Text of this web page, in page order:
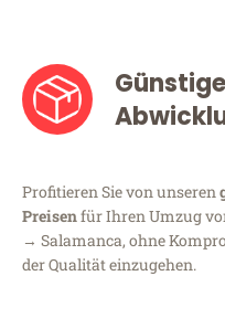
Günstige
Profitieren Sie von unseren
Preisenfür Ihren Umzug
→ Salamanca, ohne
der Qualität einzugehen.